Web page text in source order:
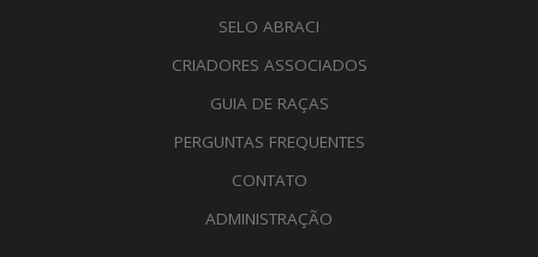
SELO ABRACI
CRIADORES ASSOCIADOS
GUIA DE RAÇAS
PERGUNTAS FREQUENTES
CONTATO
ADMINISTRAÇÃO